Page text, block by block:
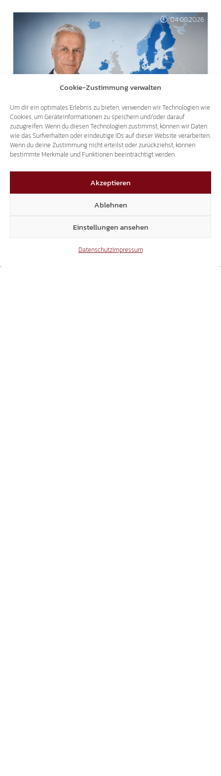
Cookie-Zustimmung verwalten
Um dir ein optimales Erlebnis zu bieten, verwenden wir Technologien wie
Cookies, um Geräteinformationen zu speichern und/oder darauf
zuzugreifen. Wenn du diesen Technologien zustimmst, können wir Daten
wie das Surfverhalten oder eindeutige IDs auf dieser Website verarbeiten.
Wenn du deine Zustimmung nicht erteilst oder zurückziehst, können
bestimmte Merkmale und Funktionen beeinträchtigt werden.
Akzeptieren
Ablehnen
Einstellungen ansehen
DatenschutzImpressum
04.08.2026
SCHENGENER ABKOMMEN AUSSETZEN!
EU-AUSSENGRENZEN SCHÜTZEN!
31.07.2026
LANDTAGSANFRAGEN AN ULLI MAIR:
SICHERHEITSFRAGEN SIND KEIN ANLASS FÜR